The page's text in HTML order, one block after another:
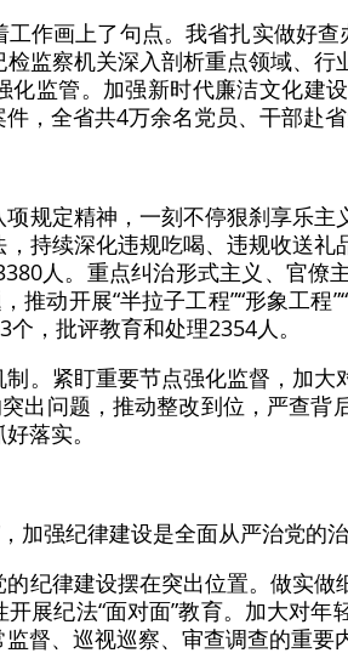
作画上了句点。我省扎实做好
监察机关深入剖析重点领域、
化监管。加强新时代廉洁文化建
，全省共4万余名党员、干部赴
规定精神，一刻不停狠刹享乐
持续深化违规吃喝、违规收送
人。重点纠治形式主义、官僚
推动开展“半拉子工程”“形象工
，批评教育和处理2354人。
。紧盯重要节点强化监督，加
出问题，推动整改到位，严查
落实。
加强纪律建设是全面从严治党的治
纪律建设摆在突出位置。做实
展纪法“面对面”教育。加大对
督、巡视巡察、审查调查的重要